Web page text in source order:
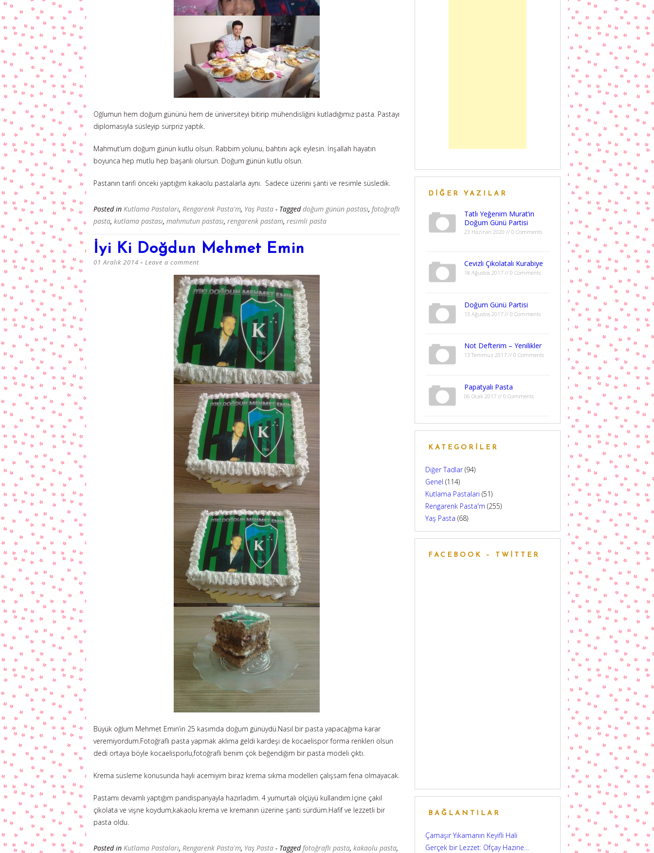
Oğlumun hem doğum gününü hem de üniversiteyi bitirip mühendisliğini kutladığımız pasta. Pastayı
diplomasıyla süsleyip sürpriz yaptık.
Mahmut’um doğum günün kutlu olsun. Rabbim yolunu, bahtını açık eylesin. İnşallah hayatın
boyunca hep mutlu hep başarılı olursun. Doğum günün kutlu olsun.
Pastanın tarifi önceki yaptığım kakaolu pastalarla aynı. Sadece üzerini şanti ve resimle süsledik.
Posted in Kutlama Pastaları, Rengarenk Pasta'm, Yaş Pasta - Taggeddoğum günün pastası, fotoğraflı
pasta, kutlama pastası, mahmutun pastası, rengarenk pastam, resimli pasta
İyi Ki Doğdun Mehmet Emin
01 Aralık 2014 Leave a comment
Büyük oğlum Mehmet Emin’in 25 kasımda doğum günüydü.Nasıl bir pasta yapacağıma karar
veremiyordum.Fotoğraflı pasta yapmak aklıma geldi kardeşi de kocaelispor forma renkleri olsun
dedi ortaya böyle kocaelisporlu,fotoğraflı benim çok beğendiğim bir pasta modeli çıktı.
Krema süsleme konusunda hayli acemiyim biraz krema sıkma modelleri çalışsam fena olmayacak.
Pastamı devamlı yaptığım pandispanyayla hazırladım. 4 yumurtalı olçüyü kullandım.İçine çakıl
çikolata ve vişne koydum,kakaolu krema ve kremanın üzerine şanti sürdüm.Hafif ve lezzetli bir
pasta oldu.
Posted in Kutlama Pastaları, Rengarenk Pasta'm, Yaş Pasta - Taggedfotoğraflı pasta, kakaolu pasta,
DIĞER YAZILAR
Tatlı Yeğenim Murat’ın
Doğum Günü Partisi
23 Haziran 2020 // 0 Comments
Cevizli Çikolatalı Kurabiye
18 Ağustos 2017 // 0 Comments
Doğum Günü Partisi
13 Ağustos 2017 // 0 Comments
Not Defterim – Yenilikler
13 Temmuz 2017 // 0 Comments
Papatyalı Pasta
06 Ocak 2017 // 0 Comments
KATEGORILER
Diğer Tadlar(94)
Genel (114)
Kutlama Pastaları (51)
Rengarenk Pasta'm (255)
Yaş Pasta (68)
FACEBOOK – TWITTER
BAĞLANTILAR
Çamaşır Yıkamanın Keyifli Hali
Gerçek bir Lezzet: Ofçay Hazine…